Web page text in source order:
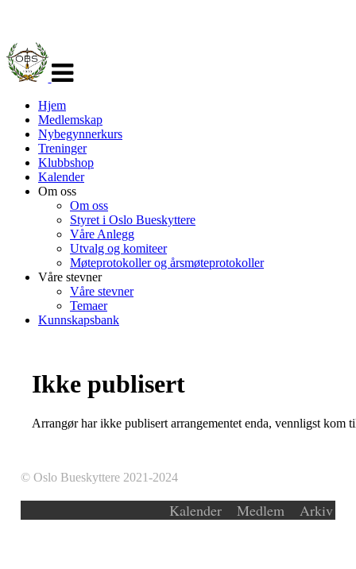
navigasjon
Hjem
Medlemskap
Nybegynnerkurs
Treninger
Klubbshop
Kalender
Om oss
Om oss
Styret i Oslo Bueskyttere
Våre Anlegg
Utvalg og komiteer
Møteprotokoller og årsmøteprotokoller
Våre stevner
Våre stevner
Temaer
Kunnskapsbank
Ikke publisert
Arrangør har ikke publisert arrangementet enda, vennligst kom
© Oslo Bueskyttere 2021-2024
Kalender Medlem Arkiv